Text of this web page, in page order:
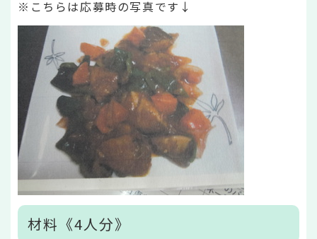
※こちらは応募時の写真です↓
材料《4人分》